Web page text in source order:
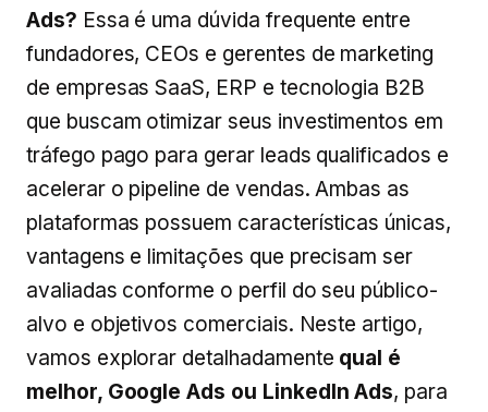
Ads? Essa é uma dúvida frequente entre
fundadores, CEOs e gerentes de marketing
de empresas SaaS, ERP e tecnologia B2B
que buscam otimizar seus investimentos em
tráfego pago para gerar leads qualificados e
acelerar o pipeline de vendas. Ambas as
plataformas possuem características únicas,
vantagens e limitações que precisam ser
avaliadas conforme o perfil do seu público-
alvo e objetivos comerciais. Neste artigo,
vamos explorar detalhadamente qual é
melhor, Google Ads ou LinkedIn Ads, para